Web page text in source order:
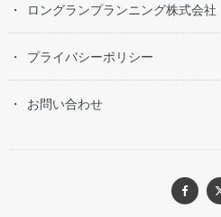
ロングランプランニング株式会社
プライバシーポリシー
お問い合わせ